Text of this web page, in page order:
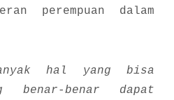
perempuan dalam
hal yang bisa
benar-benar dapat